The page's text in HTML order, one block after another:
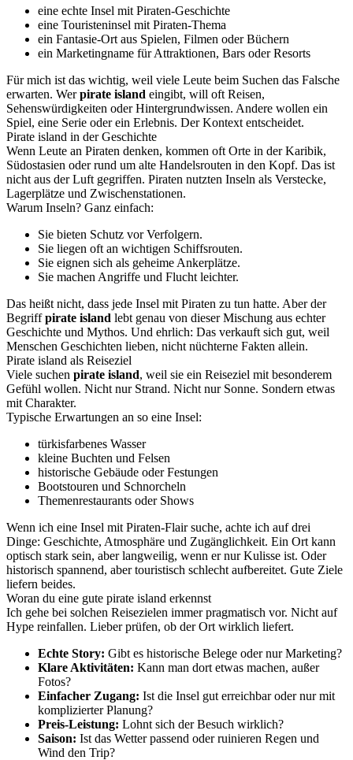
eine echte Insel mit Piraten-Geschichte
eine Touristeninsel mit Piraten-Thema
ein Fantasie-Ort aus Spielen, Filmen oder Büchern
ein Marketingname für Attraktionen, Bars oder Resorts
Für mich ist das wichtig, weil viele Leute beim Suchen das Falsche
erwarten. Werpirate island eingibt, will oft Reisen,
Sehenswürdigkeiten oder Hintergrundwissen. Andere wollen ein
Spiel, eine Serie oder ein Erlebnis. Der Kontext entscheidet.
Pirate island in der Geschichte
Wenn Leute an Piraten denken, kommen oft Orte in der Karibik,
Südostasien oder rund um alte Handelsrouten in den Kopf. Das ist
nicht aus der Luft gegriffen. Piraten nutzten Inseln als Verstecke,
Lagerplätze und Zwischenstationen.
Warum Inseln? Ganz einfach:
Sie bieten Schutz vor Verfolgern.
Sie liegen oft an wichtigen Schiffsrouten.
Sie eignen sich als geheime Ankerplätze.
Sie machen Angriffe und Flucht leichter.
Das heißt nicht, dass jede Insel mit Piraten zu tun hatte. Aber der
Begriffpirate island lebt genau von dieser Mischung aus echter
Geschichte und Mythos. Und ehrlich: Das verkauft sich gut, weil
Menschen Geschichten lieben, nicht nüchterne Fakten allein.
Pirate island als Reiseziel
Viele suchen pirate island, weil sie ein Reiseziel mit besonderem
Gefühl wollen. Nicht nur Strand. Nicht nur Sonne. Sondern etwas
mit Charakter.
Typische Erwartungen an so eine Insel:
türkisfarbenes Wasser
kleine Buchten und Felsen
historische Gebäude oder Festungen
Bootstouren und Schnorcheln
Themenrestaurants oder Shows
Wenn ich eine Insel mit Piraten-Flair suche, achte ich auf drei
Dinge: Geschichte, Atmosphäre und Zugänglichkeit. Ein Ort kann
optisch stark sein, aber langweilig, wenn er nur Kulisse ist. Oder
historisch spannend, aber touristisch schlecht aufbereitet. Gute Ziele
liefern beides.
Woran du eine gute pirate island erkennst
Ich gehe bei solchen Reisezielen immer pragmatisch vor. Nicht auf
Hype reinfallen. Lieber prüfen, ob der Ort wirklich liefert.
Echte Story: Gibt es historische Belege oder nur Marketing?
Klare Aktivitäten: Kann man dort etwas machen, außer
Fotos?
Einfacher Zugang: Ist die Insel gut erreichbar oder nur mit
komplizierter Planung?
Preis-Leistung: Lohnt sich der Besuch wirklich?
Saison: Ist das Wetter passend oder ruinieren Regen und
Wind den Trip?